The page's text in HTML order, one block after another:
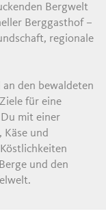
Bergwelt
Berggasthof –
regionale
den bewaldeten
für eine
mit einer
und
und den